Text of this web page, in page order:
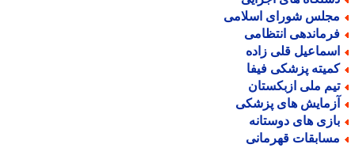
شورای اسلامی
انتظامی
قلی زاده
پزشکی فیفا
ملی ازبکستان
های پزشکی
های دوستانه
قهرمانی